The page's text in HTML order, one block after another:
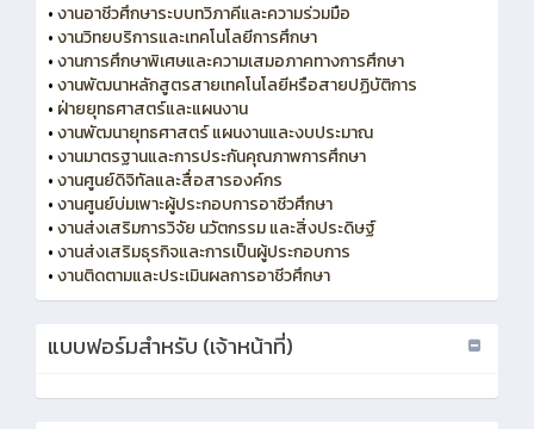
•งานอาชีวศึกษาระบบทวิภาคีและความร่วมมือ
•งานวิทยบริการและเทคโนโลยีการศึกษา
•งานการศึกษาพิเศษและความเสมอภาคทางการศึกษา
•งานพัฒนาหลักสูตรสายเทคโนโลยีหรือสายปฏิบัติการ
• ฝ่ายยุทธศาสตร์และแผนงาน
•งานพัฒนายุทธศาสตร์ แผนงานและงบประมาณ
•งานมาตรฐานและการประกันคุณภาพการศึกษา
•งานศูนย์ดิจิทัลและสื่อสารองค์กร
•งานศูนย์บ่มเพาะผู้ประกอบการอาชีวศึกษา
•งานส่งเสริมการวิจัย นวัตกรรม และสิ่งประดิษฐ์
•งานส่งเสริมธุรกิจและการเป็นผู้ประกอบการ
•งานติดตามและประเมินผลการอาชีวศึกษา
แบบฟอร์มสำหรับ (เจ้าหน้าที่)